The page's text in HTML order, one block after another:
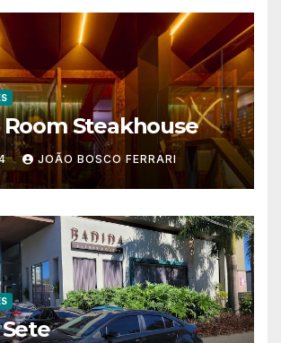
Room Steakhouse
JOÃO BOSCO FERRARI